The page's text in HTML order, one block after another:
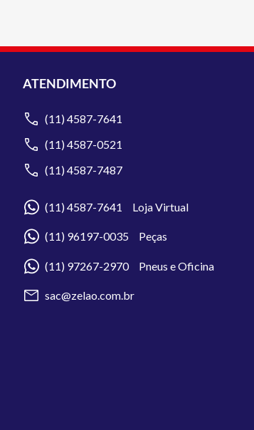
ATENDIMENTO
(11) 4587-7641
(11) 4587-0521
(11) 4587-7487
(11) 4587-7641 Loja Virtual
(11) 96197-0035 Peças
(11) 97267-2970 Pneus e Oficina
sac@zelao.com.br